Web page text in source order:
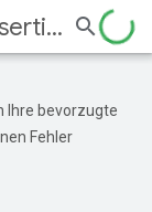
Ihre bevorzugte
Fehler